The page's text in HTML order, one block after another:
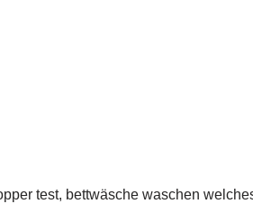
test, bettwäsche waschen